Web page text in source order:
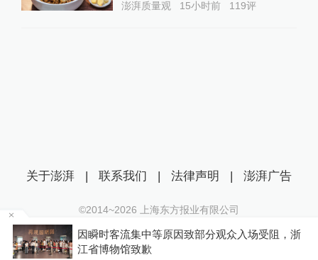
澎湃质量观 15小时前 119评
因瞬时客流集中等原因致部分观众入场受阻，浙
江省博物馆致歉
关于澎湃 | 联系我们 | 法律声明 | 澎湃广告
©2014~2026 上海东方报业有限公司
沪ICP证：沪B2-20170116 | 沪ICP备14003370号
互联网新闻信息服务许可证：31120170006